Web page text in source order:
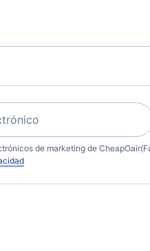
de marketing de